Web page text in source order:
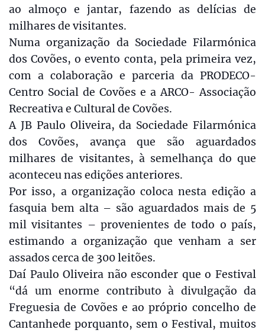
ao almoço e jantar, fazendo as delícias de
milhares de visitantes.
Numa organização da Sociedade Filarmónica
dos Covões, o evento conta, pela primeira vez,
com a colaboração e parceria da PRODECO-
Centro Social de Covões e a ARCO- Associação
Recreativa e Cultural de Covões.
A JB Paulo Oliveira, da Sociedade Filarmónica
dos Covões, avança que são aguardados
milhares de visitantes, à semelhança do que
aconteceu nas edições anteriores.
Por isso, a organização coloca nesta edição a
fasquia bem alta – são aguardados mais de 5
mil visitantes – provenientes de todo o país,
estimando a organização que venham a ser
assados cerca de 300 leitões.
Daí Paulo Oliveira não esconder que o Festival
“dá um enorme contributo à divulgação da
Freguesia de Covões e ao próprio concelho de
Cantanhede porquanto, sem o Festival, muitos